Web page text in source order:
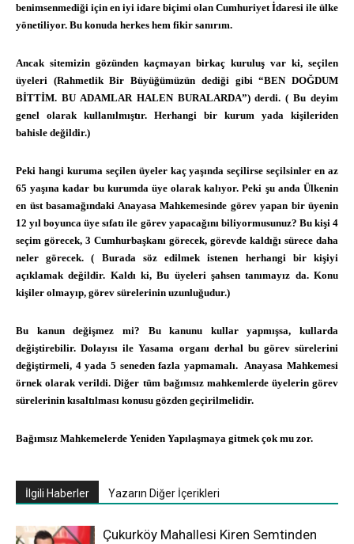
benimsenmediği için en iyi idare biçimi olan Cumhuriyet İdaresi ile ülke
yönetiliyor. Bu konuda herkes hem fikir sanırım.
Ancak sitemizin gözünden kaçmayan birkaç kuruluş var ki, seçilen
üyeleri (Rahmetlik Bir Büyüğümüzün dediği gibi “BEN DOĞDUM
BİTTİM. BU ADAMLAR HALEN BURALARDA”) derdi. ( Bu deyim
genel olarak kullanılmıştır. Herhangi bir kurum yada kişileriden
bahisle değildir.)
Peki hangi kuruma seçilen üyeler kaç yaşında seçilirse seçilsinler en az
65 yaşına kadar bu kurumda üye olarak kalıyor. Peki şu anda Ülkenin
en üst basamağındaki Anayasa Mahkemesinde görev yapan bir üyenin
12 yıl boyunca üye sıfatı ile görev yapacağını biliyormusunuz? Bu kişi 4
seçim görecek, 3 Cumhurbaşkanı görecek, görevde kaldığı sürece daha
neler görecek. ( Burada söz edilmek istenen herhangi bir kişiyi
açıklamak değildir. Kaldı ki, Bu üyeleri şahsen tanımayız da. Konu
kişiler olmayıp, görev sürelerinin uzunluğudur.)
Bu kanun değişmez mi? Bu kanunu kullar yapmışsa, kullarda
değiştirebilir. Dolayısı ile Yasama organı derhal bu görev sürelerini
değiştirmeli, 4 yada 5 seneden fazla yapmamalı. Anayasa Mahkemesi
örnek olarak verildi. Diğer tüm bağımsız mahkemlerde üyelerin görev
sürelerinin kısaltılması konusu gözden geçirilmelidir.
Bağımsız Mahkemelerde Yeniden Yapılaşmaya gitmek çok mu zor.
İlgili Haberler Yazarın Diğer İçerikleri
Çukurköy Mahallesi Kiren Semtinden